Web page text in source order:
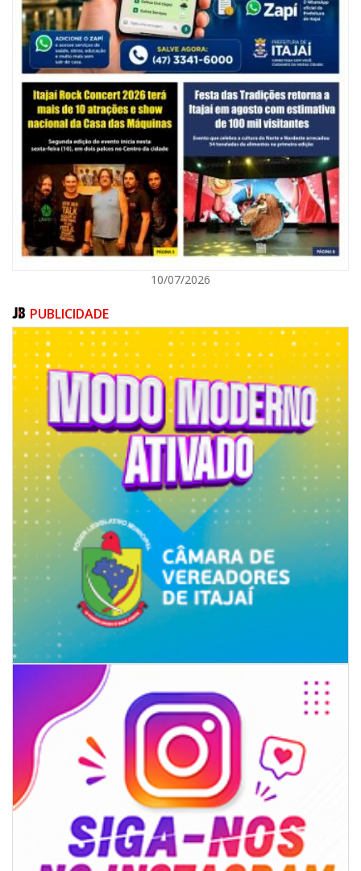
05/08/2026 | 07:00
Balneário Camboriú anuncia novo concurso para Guarda Municipal
POLÍTICA
05/08/2026 | 14:41
Voz do litoral em Brasília: Joab da Pesca foca campanha na infraestrutura
e defesa dos pescadores da AMFRI
ITAPEMA
10/07/2026
PUBLICIDADE